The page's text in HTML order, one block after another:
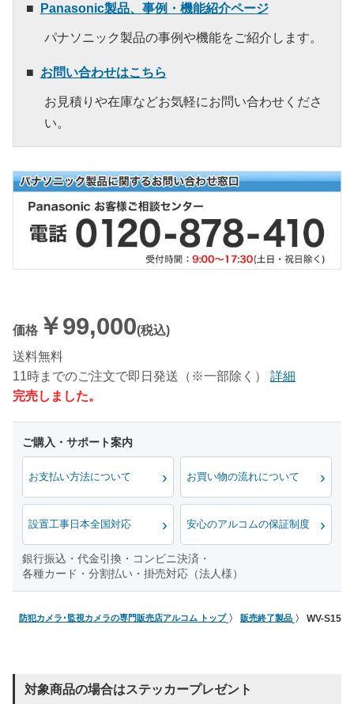
Panasonic製品、事例・機能紹介ページ
パナソニック製品の事例や機能をご紹介します。
お問い合わせはこちら
お見積りや在庫などお気軽にお問い合わせくださ
い。
価格 ￥99,000(税込)
送料無料
11時までのご注文で即日発送（※一部除く）
詳細
完売しました。
お支払い方法について お買い物の流れについて
設置工事日本全国対応 安心のアルコムの保証制度
銀行振込・代金引換・コンビニ決済・
各種カード・分割払い・掛売対応（法人様）
防犯カメラ･監視カメラの専門販売店アルコム トップ 販売終了製品 WV-
対象商品の場合はステッカープレゼント